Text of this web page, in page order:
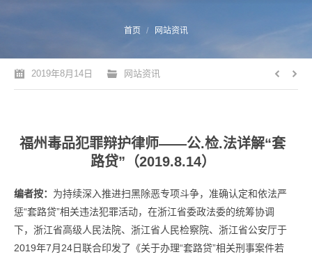
首页 网站资讯
2019年8月14日 网站资讯
福州毒品犯罪辩护律师——公.检.法详解“套
路贷”（2019.8.14）
编者按： 为持续深入推进扫黑除恶专项斗争，准确认定和依法严
惩“套路贷”相关违法犯罪活动，在浙江省委政法委的统筹协调
下，浙江省高级人民法院、浙江省人民检察院、浙江省公安厅于
2019年7月24日联合印发了《关于办理“套路贷”相关刑事案件若